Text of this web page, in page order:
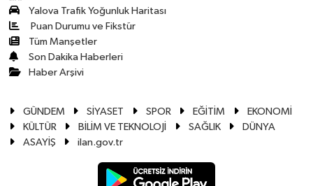
Yalova Trafik Yoğunluk Haritası
Puan Durumu ve Fikstür
Tüm Manşetler
Son Dakika Haberleri
Haber Arşivi
GÜNDEM SİYASET SPOR EĞİTİM
EKONOMİ
KÜLTÜR
BİLİM VE TEKNOLOJİ SAĞLIK
DÜNYA
ASAYİŞ
ilan.gov.tr